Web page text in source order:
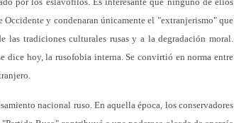
Occidente y condenaran únicamente el "extranjerismo" que
tradiciones culturales rusas y a la degradación moral.
dice hoy, la rusofobia interna. Se convirtió en norma entre
nacional ruso. En aquella época, los conservadores